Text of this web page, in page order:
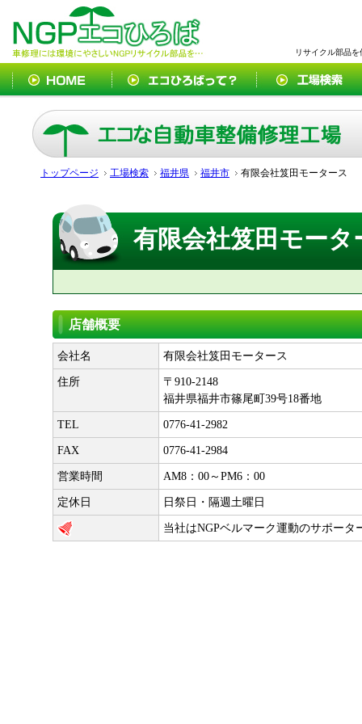
リサイクル部品
トップページ 工場検索 福井県 福井市 有限会社笈田モータース
有限会社笈田モータ
店舗概要
会社名 有限会社笈田モータース
住所
〒910-2148
福井県福井市篠尾町39号18番地
TEL 0776-41-2982
FAX 0776-41-2984
営業時間 AM8：00～PM6：00
定休日 日祭日・隔週土曜日
当社はNGPベルマーク運動のサポータ